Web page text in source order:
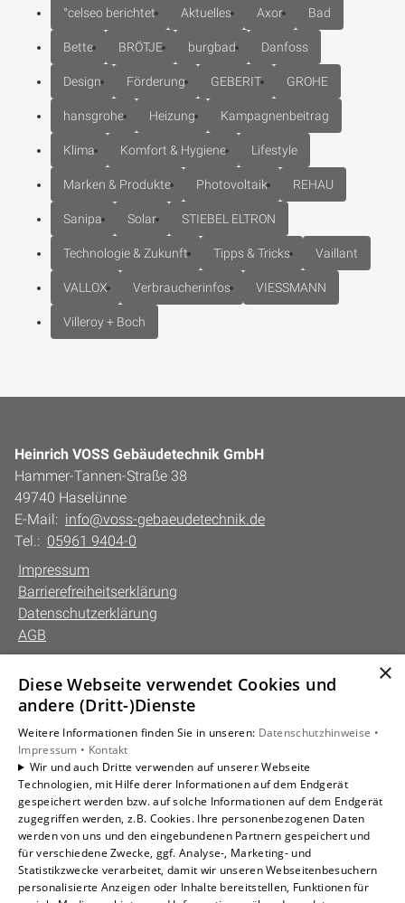
°celseo berichtet Aktuelles Axor Bad
Bette BRÖTJE burgbad Danfoss
Design Förderung GEBERIT GROHE
hansgrohe Heizung Kampagnenbeitrag
Klima Komfort & Hygiene Lifestyle
Marken & Produkte Photovoltaik REHAU
Sanipa Solar STIEBEL ELTRON
Technologie & Zukunft Tipps & Tricks Vaillant
VALLOX Verbraucherinfos VIESSMANN
Villeroy + Boch
Heinrich VOSS Gebäudetechnik GmbH
Hammer-Tannen-Straße 38
49740 Haselünne
E-Mail: info@voss-gebaeudetechnik.de
Tel.: 05961 9404-0
Impressum
Barrierefreiheitserklärung
Datenschutzerklärung
AGB
Unsere Bereiche
Gewerbekunden
Karriere
Unternehmen
Kontakt
×
Diese Webseite verwendet Cookies und
andere (Dritt-)Dienste
Weitere Informationen finden Sie in unseren: Datenschutzhinweise •
Impressum • Kontakt
Wir und auch Dritte verwenden auf unserer Webseite
Technologien, mit Hilfe derer Informationen auf dem Endgerät
gespeichert werden bzw. auf solche Informationen auf dem Endgerät
zugegriffen werden, z.B. Cookies. Ihre personenbezogenen Daten
werden von uns und den eingebundenen Partnern gespeichert und
für verschiedene Zwecke, ggf. Analyse-, Marketing- und
Statistikzwecke verarbeitet, damit wir unseren Webseitenbesuchern
personalisierte Anzeigen oder Inhalte bereitstellen, Funktionen für